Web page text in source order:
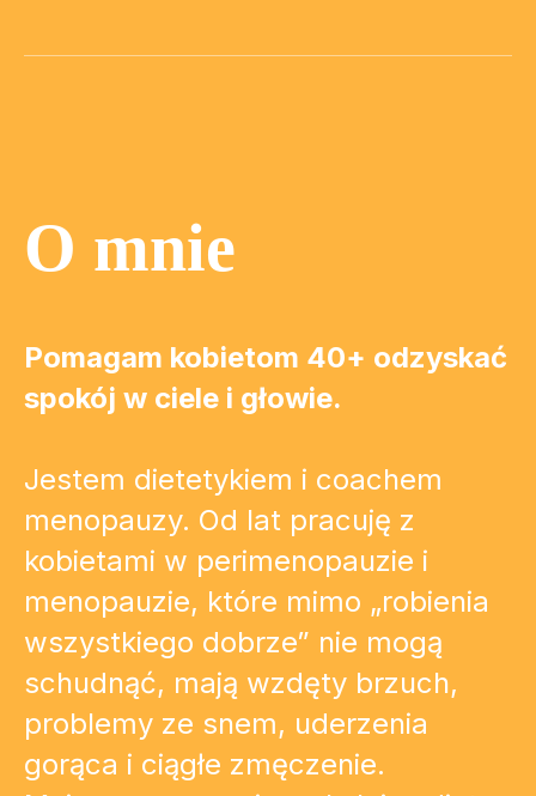
O mnie
Pomagam kobietom 40+ odzyskać
spokój w ciele i głowie.
Jestem dietetykiem i coachem
menopauzy. Od lat pracuję z
kobietami w perimenopauzie i
menopauzie, które mimo „robienia
wszystkiego dobrze” nie mogą
schudnąć, mają wzdęty brzuch,
problemy ze snem, uderzenia
gorąca i ciągłe zmęczenie.